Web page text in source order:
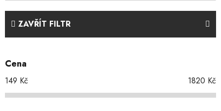
z
í
p
r
o
d
ZAVŘÍT FILTR
Cena
149 Kč 1820 Kč